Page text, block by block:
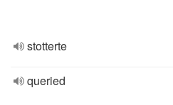
stotterte
queried